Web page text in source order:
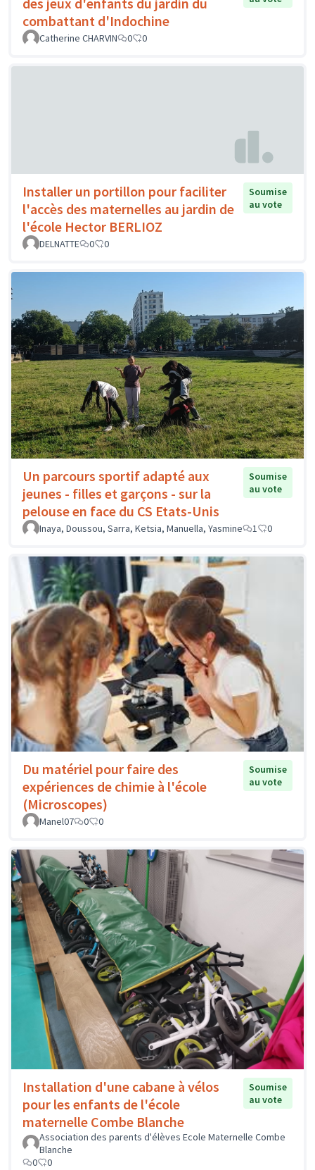
combattant d'Indochine
Catherine CHARVIN 0 0
Installer un portillon pour faciliter
l'accès des maternelles au jardin de
l'école Hector BERLIOZ
Soumise
au vote
DELNATTE 0 0
Un parcours sportif adapté aux
jeunes - filles et garçons - sur la
pelouse en face du CS Etats-Unis
Soumise
au vote
Inaya, Doussou, Sarra, Ketsia, Manuella, Yasmine 1 0
Du matériel pour faire des
expériences de chimie à l'école
(Microscopes)
Soumise
au vote
Manel07 0 0
Installation d'une cabane à vélos
pour les enfants de l'école
maternelle Combe Blanche
Soumise
au vote
Association des parents d'élèves Ecole Maternelle Combe
Blanche
0
0